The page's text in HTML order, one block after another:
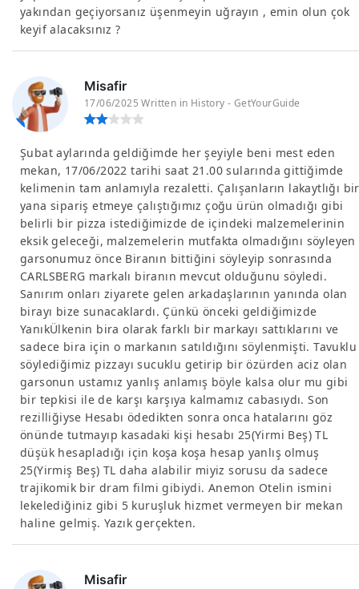
yakından geçiyorsanız üşenmeyin uğrayın , emin olun çok
keyif alacaksınız ?
Misafir
17/06/2025 Written in History - GetYourGuide
Şubat aylarında geldiğimde her şeyiyle beni mest eden
mekan, 17/06/2022 tarihi saat 21.00 sularında gittiğimde
kelimenin tam anlamıyla rezaletti. Çalışanların lakaytlığı bir
yana sipariş etmeye çalıştığımız çoğu ürün olmadığı gibi
belirli bir pizza istediğimizde de içindeki malzemelerinin
eksik geleceği, malzemelerin mutfakta olmadığını söyleyen
garsonumuz önce Biranın bittiğini söyleyip sonrasında
CARLSBERG markalı biranın mevcut olduğunu söyledi.
Sanırım onları ziyarete gelen arkadaşlarının yanında olan
birayı bize sunacaklardı. Çünkü önceki geldiğimizde
YanıkÜlkenin bira olarak farklı bir markayı sattıklarını ve
sadece bira için o markanın satıldığını söylenmişti. Tavuklu
söylediğimiz pizzayı sucuklu getirip bir özürden aciz olan
garsonun ustamız yanlış anlamış böyle kalsa olur mu gibi
bir tepkisi ile de karşı karşıya kalmamız cabasıydı. Son
rezilliğiyse Hesabı ödedikten sonra onca hatalarını göz
önünde tutmayıp kasadaki kişi hesabı 25(Yirmi Beş) TL
düşük hesapladığı için koşa koşa hesap yanlış olmuş
25(Yirmiş Beş) TL daha alabilir miyiz sorusu da sadece
trajikomik bir dram filmi gibiydi. Anemon Otelin ismini
lekelediğiniz gibi 5 kuruşluk hizmet vermeyen bir mekan
haline gelmiş. Yazık gerçekten.
Misafir